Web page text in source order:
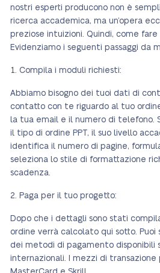
nostri esperti producono non è
ricerca accademica, ma un’opera
preziose intuizioni. Quindi, come fare
Evidenziamo i seguenti passaggi da
Compila i moduli richiesti:
Abbiamo bisogno dei tuoi dati di
contatto con te riguardo al tuo
la tua email e il numero di telefono.
il tipo di ordine PPT, il suo livello
identifica il numero di pagine,
seleziona lo stile di formattazione
scadenza.
Paga per il tuo progetto:
Dopo che i dettagli sono stati
ordine verrà calcolato qui sotto. Puoi
dei metodi di pagamento disponibili
internazionali. I mezzi di transazione